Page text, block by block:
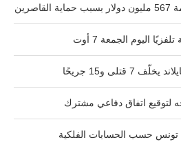
اليوم الجمعة 7 أوت
و15 جريحًا
لتوقيع اتفاق دفاعي مشترك